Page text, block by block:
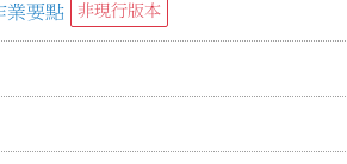
業要點 非現行版本